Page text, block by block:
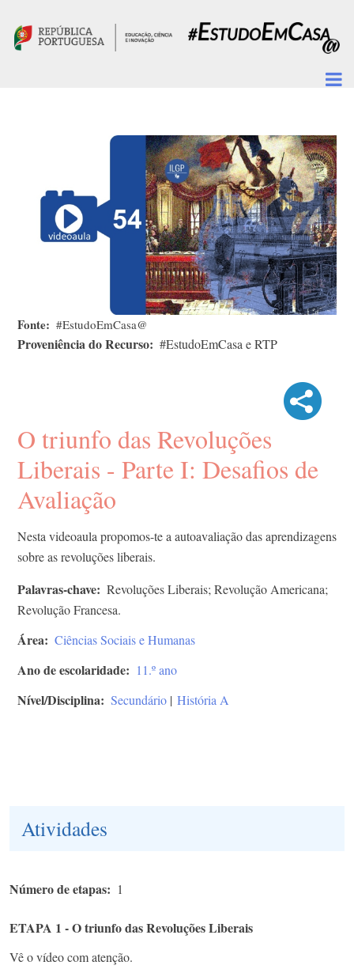
Fonte #EstudoEmCasa@
Proveniência do Recurso #EstudoEmCasa e RTP
O triunfo das Revoluções
Liberais - Parte I: Desafios de
Avaliação​
Nesta videoaula propomos-te a autoavaliação das aprendizagens
sobre as revoluções liberais.
Palavras-chave
Revoluções Liberais; Revolução Americana;
Revolução Francesa.
Área Ciências Sociais e Humanas
Ano de escolaridade 11.º ano
Nível/Disciplina Secundário | História A
Atividades
Número de etapas 1
ETAPA 1 - O triunfo das Revoluções Liberais
Vê o vídeo com atenção.